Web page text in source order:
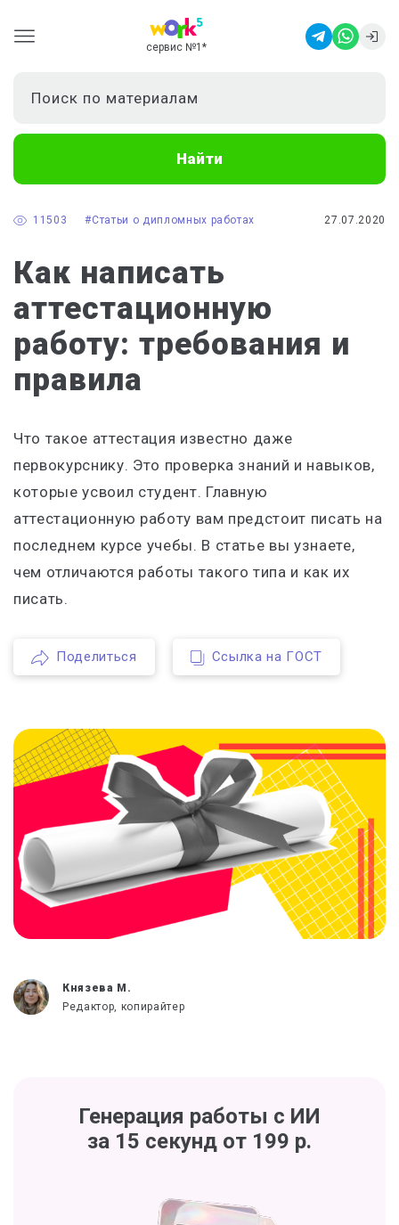
сервис №1 *
Найти
27.07.2020
#Статьи о дипломных работах
11503
Как написать
аттестационную
работу: требования и
правила
Что такое аттестация известно даже
первокурснику. Это проверка знаний и навыков,
которые усвоил студент. Главную
аттестационную работу вам предстоит писать на
последнем курсе учебы. В статье вы узнаете,
чем отличаются работы такого типа и как их
писать.
Поделиться Ссылка на ГОСТ
Князева М.
Редактор, копирайтер
Генерация работы с ИИ
за 15 секунд от 199 р.